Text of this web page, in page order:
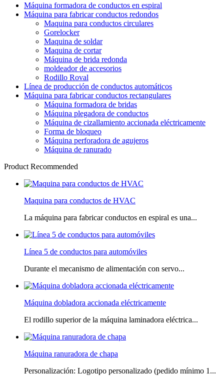
Máquina formadora de conductos en espiral
Máquina para fabricar conductos redondos
Maquina para conductos circulares
Gorelocker
Maquina de soldar
Maquina de cortar
Máquina de brida redonda
moldeador de accesorios
Rodillo Roval
Línea de producción de conductos automáticos
Máquina para fabricar conductos rectangulares
Máquina formadora de bridas
Máquina plegadora de conductos
Máquina de cizallamiento accionada eléctricamente
Forma de bloqueo
Máquina perforadora de agujeros
Máquina de ranurado
Product Recommended
Maquina para conductos de HVAC
La máquina para fabricar conductos en espiral es una...
Línea 5 de conductos para automóviles
Durante el mecanismo de alimentación con servo...
Máquina dobladora accionada eléctricamente
El rodillo superior de la máquina laminadora eléctrica...
Máquina ranuradora de chapa
Personalización: Logotipo personalizado (pedido mínimo 1...